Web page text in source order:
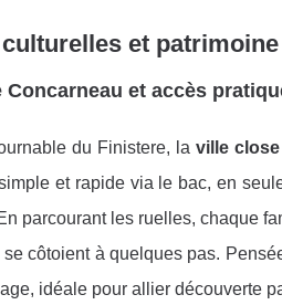
et
Concarneau et accès
du Finistere, la ville
et rapide via le bac, en
parcourant les ruelles, chaque
côtoient à quelques pas.
idéale pour allier découverte